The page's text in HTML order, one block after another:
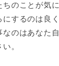
のことが気
するのは良
のはあなた
。